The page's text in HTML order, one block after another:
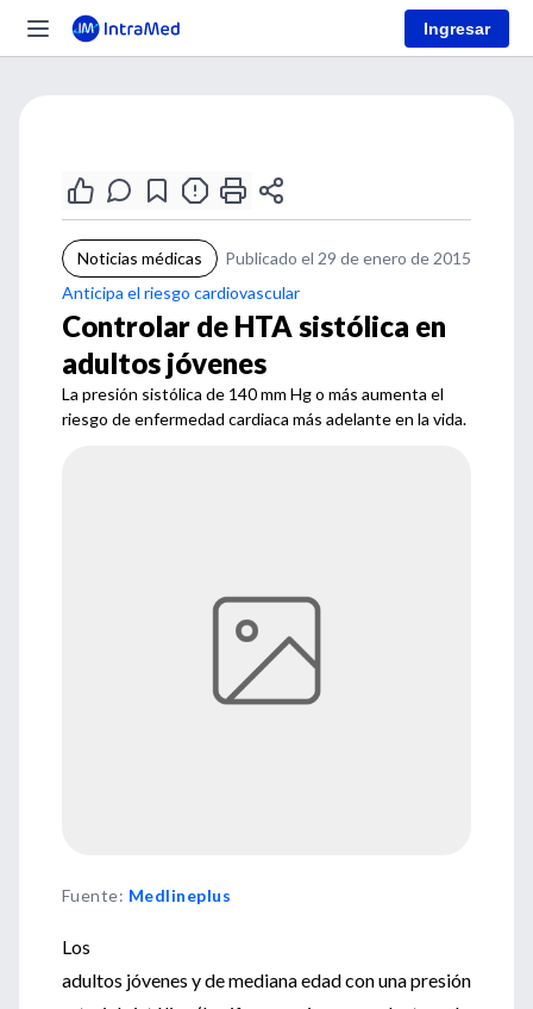
Ingresar
Noticias médicas
Publicado el 29 de enero de 2015
Anticipa el riesgo cardiovascular
Controlar de HTA sistólica en
adultos jóvenes
La presión sistólica de 140 mm Hg o más aumenta el
riesgo de enfermedad cardiaca más adelante en la vida.
Fuente: Medlineplus
Los
adultos jóvenes y de mediana edad con una presión